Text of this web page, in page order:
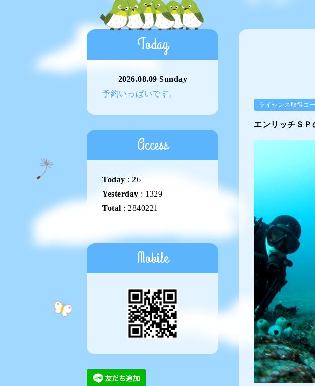
ライセンス取得コ
エンリッチＳＰ
Today
2026.08.09 Sunday
予約いっぱいです。
Access
Today : 26
Yesterday : 1329
Total : 2840221
Mobile